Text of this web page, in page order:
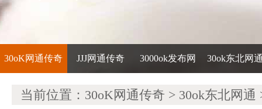
30oK网通传奇 JJJ网通传奇 3000ok发布网 30ok东北网
当前位置： 30oK网通传奇 > 30ok东北网通